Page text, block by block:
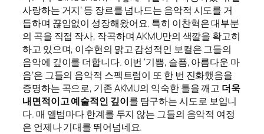
사랑하는 거지’ 등 장르를 넘나드는 음악적 시도를 거
듭하며 끊임없이 성장해왔어요. 특히 이찬혁은 대부분
의 곡을 직접 작사, 작곡하며 AKMU만의 색깔을 확고히
하고 있으며, 이수현의 맑고 감성적인 보컬은 그들의
음악에 깊이를 더합니다. 이번 ‘기쁨, 슬픔, 아름다운 마
음’은 그들의 음악적 스펙트럼이 또 한 번 진화했음을
증명하는 곡으로, 기존 AKMU의 익숙한 틀을 깨고 더욱
내면적이고 예술적인 깊이를 탐구하는 시도로 보입니
다. 매 앨범마다 한계를 두지 않는 그들의 음악적 여정
은 언제나 기대를 뛰어넘네요.